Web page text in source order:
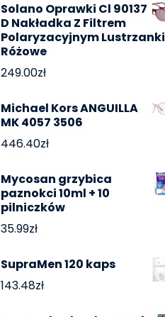
Solano Oprawki Cl 90137
D Nakładka Z Filtrem
Polaryzacyjnym Lustrzanki
Różowe
249.00zł
Michael Kors ANGUILLA
MK 4057 3506
446.40zł
Mycosan grzybica
paznokci 10ml + 10
pilniczków
35.99zł
SupraMen 120 kaps
143.48zł